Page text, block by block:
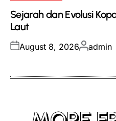
Sejarah dan Evolusi
Laut
Posted
August 8, 2026Posted
admin